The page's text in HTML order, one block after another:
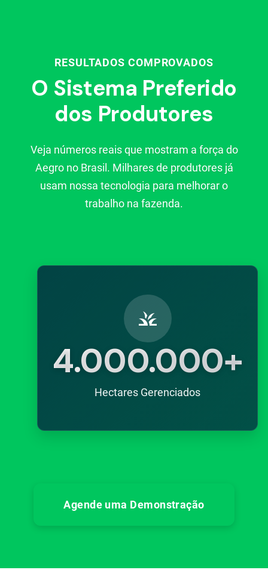
RESULTADOS COMPROVADOS
O Sistema Preferido
dos Produtores
Veja números reais que mostram a força do
Aegro no Brasil. Milhares de produtores já
usam nossa tecnologia para melhorar o
trabalho na fazenda.
grass
4.000.000+
Hectares Gerenciados
Agende uma Demonstração